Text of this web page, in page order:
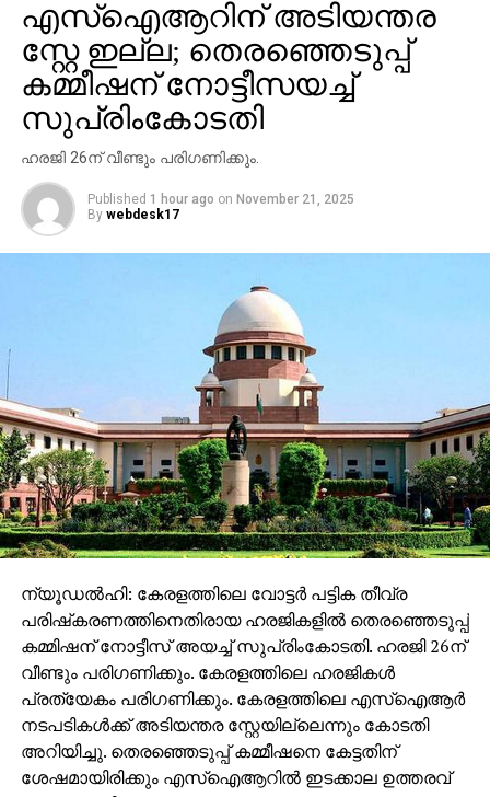
എസ്ഐആറിന് അടിയന്തര
സ്റ്റേ ഇല്ല; തെരഞ്ഞെടുപ്പ്
കമ്മീഷന് നോട്ടീസയച്ച്
സുപ്രിംകോടതി
ഹരജി 26ന് വീണ്ടും പരിഗണിക്കും.
Published 1 hour ago on November 21, 2025
By webdesk17
ന്യൂഡല്‍ഹി: കേരളത്തിലെ വോട്ടര്‍ പട്ടിക തീവ്ര
പരിഷ്‌കരണത്തിനെതിരായ ഹരജികളില്‍ തെരഞ്ഞെടുപ്പ്
കമ്മിഷന് നോട്ടീസ് അയച്ച് സുപ്രിംകോടതി. ഹരജി 26ന്
വീണ്ടും പരിഗണിക്കും. കേരളത്തിലെ ഹരജികള്‍
പ്രത്യേകം പരിഗണിക്കും. കേരളത്തിലെ എസ്‌ഐആര്‍
നടപടികള്‍ക്ക് അടിയന്തര സ്റ്റേയില്ലെന്നും കോടതി
അറിയിച്ചു. തെരഞ്ഞെടുപ്പ് കമ്മീഷനെ കേട്ടതിന്
ശേഷമായിരിക്കും എസ്‌ഐആറില്‍ ഇടക്കാല ഉത്തരവ്